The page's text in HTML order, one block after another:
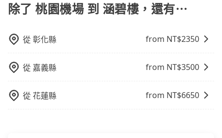
距離，在遇到下雨天或者載行李時，就顯得非常不便。
道價格，避免爭議。 4. 預約機場接送：可以提前預訂服
乘高鐵是最快速的選擇，但並非每個縣市都有高鐵站，
且下高鐵後還需轉搭其他接駁方式抵達機場，對於入、
發的縣市而有所不同。 總體而言，到機場的最佳交通方
並根據自己的需要選擇最方便和經濟實惠的交通方式。
除了 桃園機場 到 涵碧樓，還有⋯
從彰化縣 from NT$2350
從 嘉義縣 from NT$3500
從花蓮縣 from NT$6650